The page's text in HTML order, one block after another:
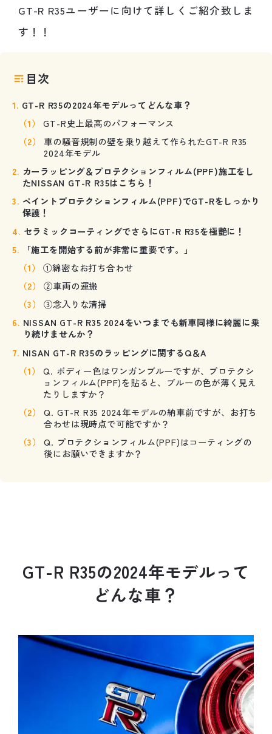
GT-R R35ユーザーに向けて詳しくご紹介致しま
す！！
目次
GT-R R35の2024年モデルってどんな車？
GT-R史上最高のパフォーマンス
車の騒音規制の壁を乗り越えて作られたGT-R R35
2024年モデル
カーラッピング＆プロテクションフィルム(PPF)施工をし
たNISSAN GT-R R35はこちら！
ペイントプロテクションフィルム(PPF)でGT-Rをしっかり
保護！
セラミックコーティングでさらにGT-R R35を極艶に！
「施工を開始する前が非常に重要です。」
①綿密なお打ち合わせ
②車両の運搬
③念入りな清掃
NISSAN GT-R R35 2024をいつまでも新車同様に綺麗に乗
り続けませんか？
NISAN GT-R R35のラッピングに関するQ＆A
Q. ボディー色はワンガンブルーですが、プロテクシ
ョンフィルム(PPF)を貼ると、ブルーの色が薄く見え
たりしますか？
Q. GT-R R35 2024年モデルの納車前ですが、お打ち
合わせは現時点で可能ですか？
Q. プロテクションフィルム(PPF)はコーティングの
後にお願いできますか？
GT-R R35の2024年モデルっ て
どんな車 ？